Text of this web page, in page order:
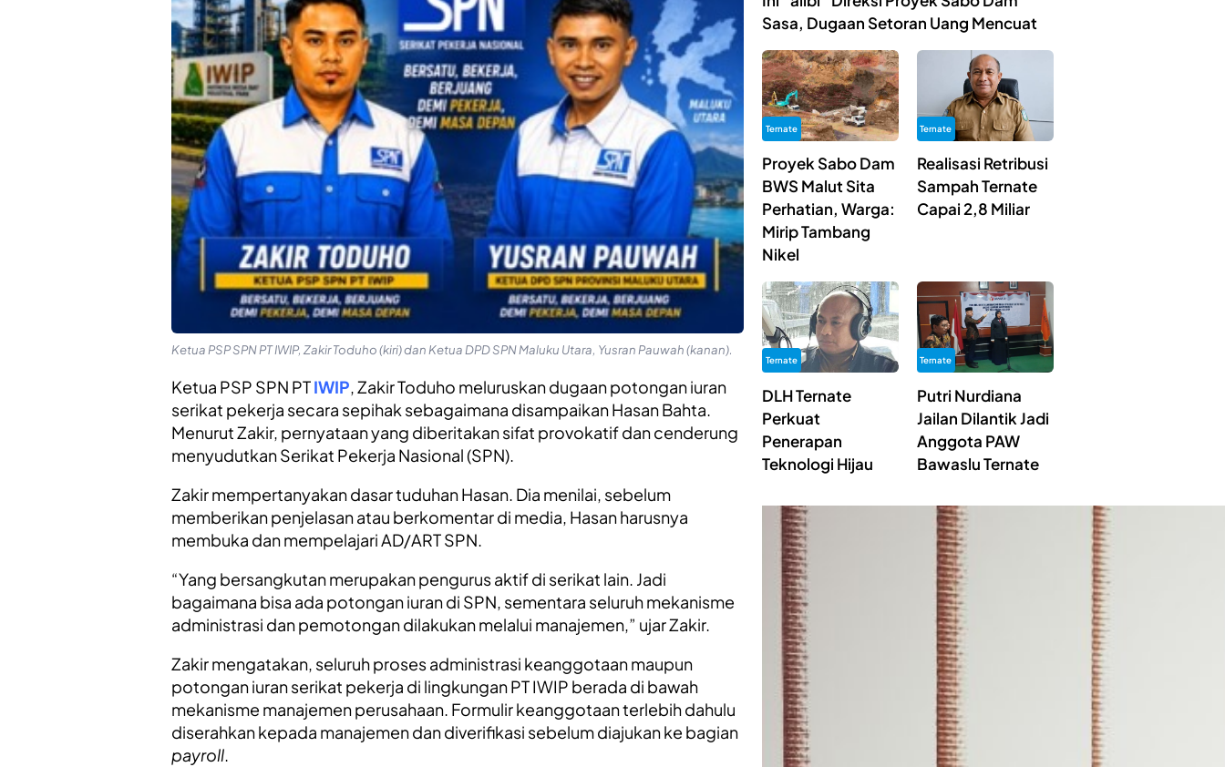
Ketua PSP SPN PT IWIP, Zakir Toduho (kiri) dan Ketua DPD SPN Maluku Utara, Yusran Pauwah (kanan).
Ketua PSP SPN PTIWIP, Zakir Toduho meluruskan dugaan potongan iuran
serikat pekerja secara sepihak sebagaimana disampaikan Hasan Bahta.
Menurut Zakir, pernyataan yang diberitakan sifat provokatif dan cenderung
menyudutkan Serikat Pekerja Nasional (SPN).
Zakir mempertanyakan dasar tuduhan Hasan. Dia menilai, sebelum
memberikan penjelasan atau berkomentar di media, Hasan harusnya
membuka dan mempelajari AD/ART SPN.
“Yang bersangkutan merupakan pengurus aktif di serikat lain. Jadi
bagaimana bisa ada potongan iuran di SPN, sementara seluruh mekanisme
administrasi dan pemotongan dilakukan melalui manajemen,” ujar Zakir.
Zakir mengatakan, seluruh proses administrasi keanggotaan maupun
potongan iuran serikat pekerja di lingkungan PT IWIP berada di bawah
mekanisme manajemen perusahaan. Formulir keanggotaan terlebih dahulu
diserahkan kepada manajemen dan diverifikasi sebelum diajukan ke bagian
payroll.
Sasa, Dugaan Setoran Uang Mencuat
Ternate
Proyek Sabo Dam
BWS Malut Sita
Perhatian, Warga:
Mirip Tambang
Nikel
Ternate
Realisasi Retribusi
Sampah Ternate
Capai 2,8 Miliar
Ternate
DLH Ternate
Perkuat
Penerapan
Teknologi Hijau
Ternate
Putri Nurdiana
Jailan Dilantik Jadi
Anggota PAW
Bawaslu Ternate